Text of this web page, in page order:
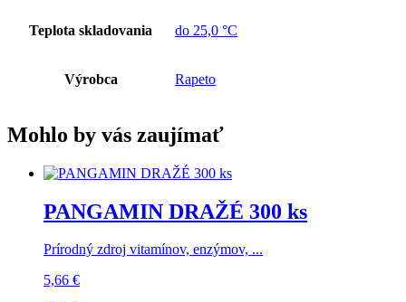
Teplota skladovania do 25,0 °C
Výrobca Rapeto
Mohlo by vás zaujímať
PANGAMIN DRAŽÉ 300 ks
Prírodný zdroj vitamínov, enzýmov, ...
5,66 €